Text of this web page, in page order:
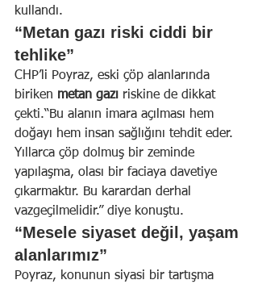
kullandı.
“Metan gazı riski ciddi bir
tehlike”
CHP’li Poyraz, eski çöp alanlarında
biriken metan gazı riskine de dikkat
çekti.“Bu alanın imara açılması hem
doğayı hem insan sağlığını tehdit eder.
Yıllarca çöp dolmuş bir zeminde
yapılaşma, olası bir faciaya davetiye
çıkarmaktır. Bu karardan derhal
vazgeçilmelidir.” diye konuştu.
“Mesele siyaset değil, yaşam
alanlarımız”
Poyraz, konunun siyasi bir tartışma